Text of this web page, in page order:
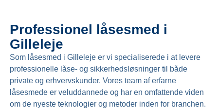
Professionel låsesmed i
Gilleleje
Som låsesmed i Gilleleje er vi specialiserede i at levere
professionelle låse- og sikkerhedsløsninger til både
private og erhvervskunder. Vores team af erfarne
låsesmede er veluddannede og har en omfattende viden
om de nyeste teknologier og metoder inden for branchen.